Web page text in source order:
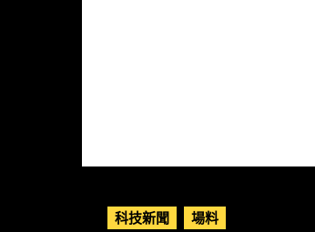
科技新聞 場料